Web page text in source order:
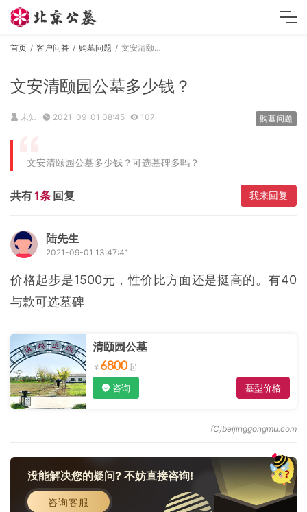
首页 客户问答 购墓问题 文安清颐园公墓多少钱？
文安清颐园公墓多少钱？
未知 2021-09-01 08:45 107 购墓问题
文安清颐园公墓多少钱？可选墓碑多吗？
共有1条 回复 我来回复
陆先生
2021-09-01 13:47:41
价格起步是1500元，性价比方面还是挺高的。有40
与款可选墓碑
清颐园公墓
6800
咨询 墓型价格
没能解决您的疑问? 不妨直接咨询!
咨询客服